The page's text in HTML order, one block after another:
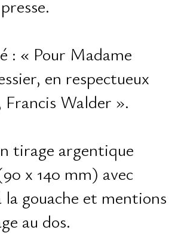
: « Pour Madame
en respectueux
Francis Walder ».
tirage argentique
x 140 mm) avec
la gouache et mentions
au dos.